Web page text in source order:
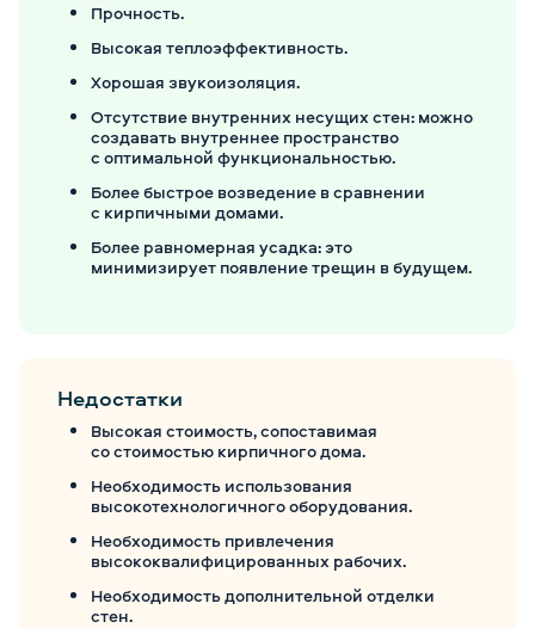
Прочность.
Высокая теплоэффективность.
Хорошая звукоизоляция.
Отсутствие внутренних несущих стен: можно
создавать внутреннее пространство
с оптимальной функциональностью.
Более быстрое возведение в сравнении
с кирпичными домами.
Более равномерная усадка: это
минимизирует появление трещин в будущем.
Недостатки
Высокая стоимость, сопоставимая
со стоимостью кирпичного дома.
Необходимость использования
высокотехнологичного оборудования.
Необходимость привлечения
высококвалифицированных рабочих.
Необходимость дополнительной отделки
стен.